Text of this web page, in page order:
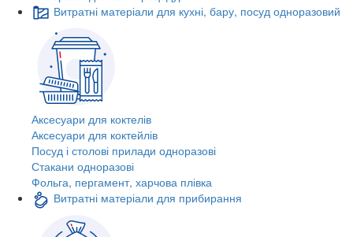
Витратні матеріали для кухні, бару, посуд одноразовий
Аксесуари для коктелів
Аксесуари для коктейлів
Посуд і столові прилади одноразові
Стакани одноразові
Фольга, пергамент, харчова плівка
Витратні матеріали для прибирання